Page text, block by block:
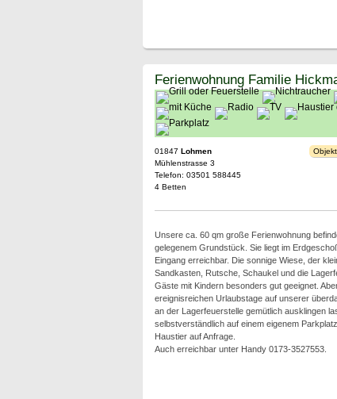
Ferienwohnung Familie
01847 Lohmen
Mühlenstrasse 3
Telefon: 03501 588445
4 Betten
Unsere ca. 60 qm große Ferienwohnung
gelegenem Grundstück. Sie liegt im
Eingang erreichbar. Die sonnige Wiese, der
Sandkasten, Rutsche, Schaukel und die
Gäste mit Kindern besonders gut geeignet.
ereignisreichen Urlaubstage auf unserer
an der Lagerfeuerstelle gemütlich ausklingen
selbstverständlich auf einem eigenem
Haustier auf Anfrage.
Auch erreichbar unter Handy 0173-3527553.